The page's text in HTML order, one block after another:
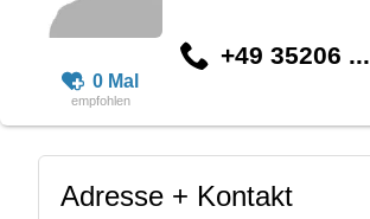
0 Mal
+49 35206 ...
Adresse + Kontakt